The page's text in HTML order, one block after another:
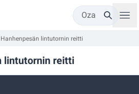
Oza
Hanhenpesän lintutornin reitti
lintutornin reitti